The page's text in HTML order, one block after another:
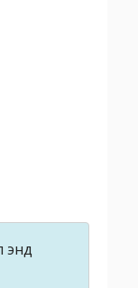
энд